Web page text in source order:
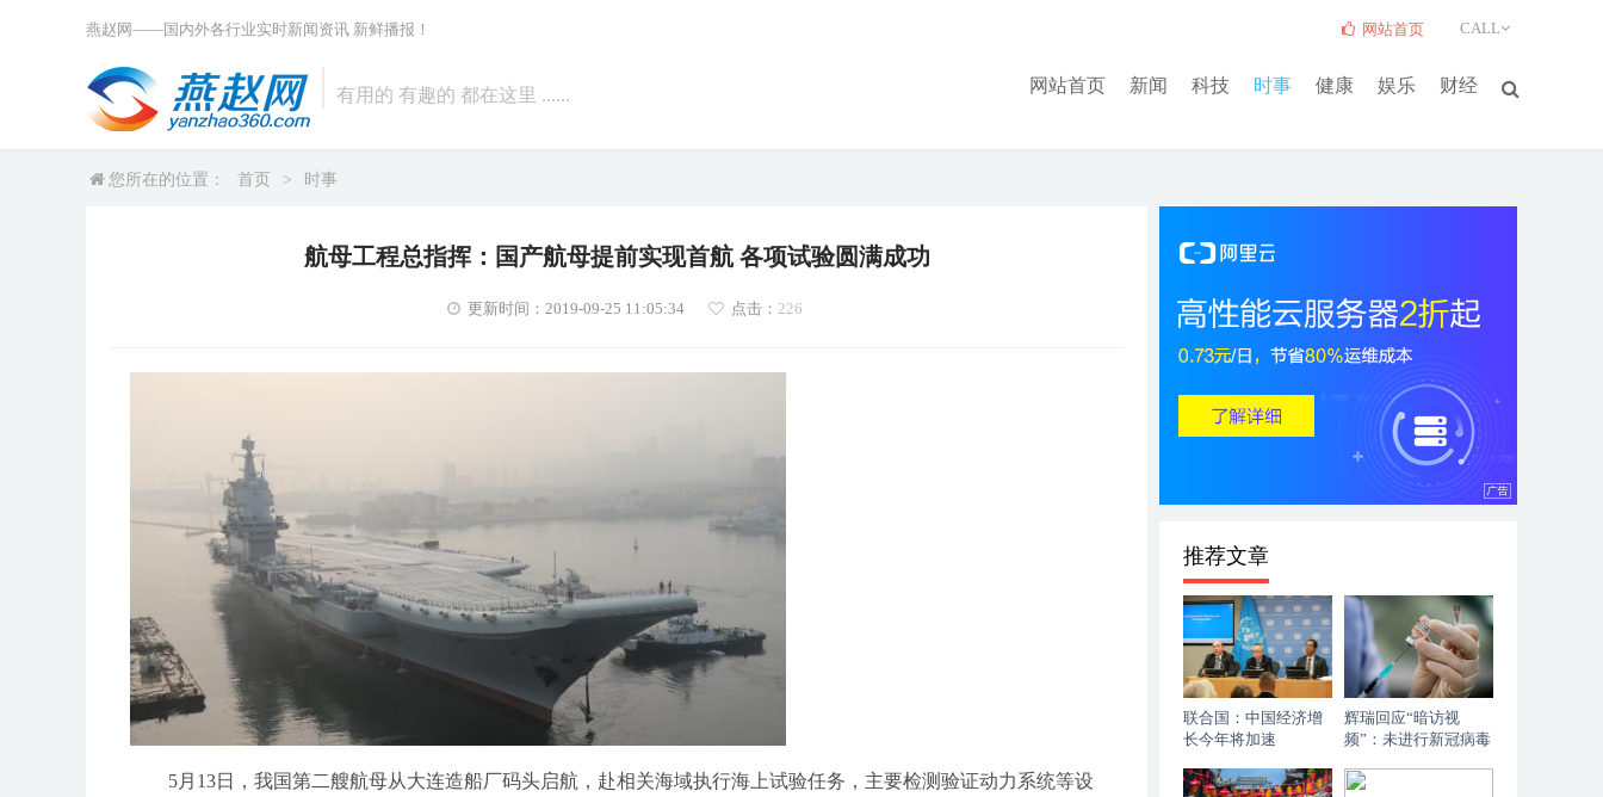
有用的 有趣的 都在这里 ...... 网站首页 新闻 科技 时事 健康 娱乐 财经
网站首页 CALL
燕赵网——国内外各行业实时新闻资讯 新鲜播报！
您所在的位置： 首页 > 时事
航母工程总指挥：国产航母提前实现首航 各项试验圆满成功
更新时间：2019-09-25 11:05:34 点击： 226
5月13日，我国第二艘航母从大连造船厂码头启航，赴相关海域执行海上试验任务，主要检测验证动力系统等设
推荐文章
联合国：中国经济增
长今年将加速
辉瑞回应“暗访视
频”：未进行新冠病毒